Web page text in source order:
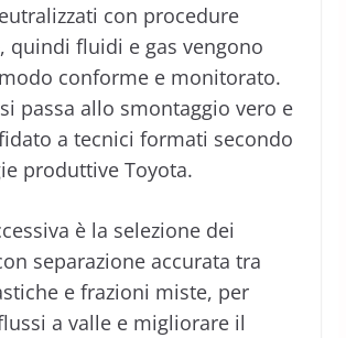
con procedure
quindi fluidi e gas vengono
conforme e monitorato.
passa allo smontaggio vero e
a tecnici formati secondo
produttive Toyota.
è la selezione dei
separazione accurata tra
e frazioni miste, per
a valle e migliorare il